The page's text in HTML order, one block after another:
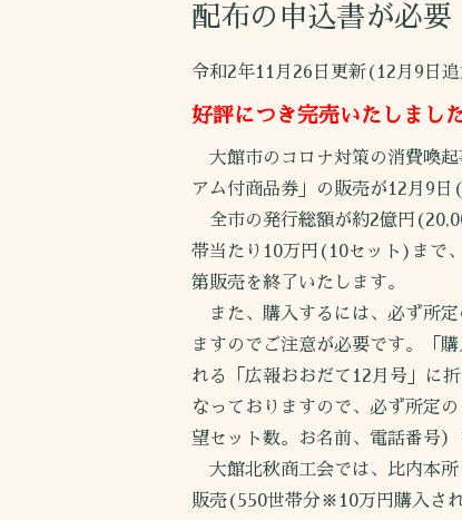
配布の申込書が必要
令和2年11月26日更新(12月9日
好評につき完売いたしまし
大館市のコロナ対策の消費喚起
アム付商品券」の販売が12月9
全市の発行総額が約2億円
帯当たり10万円(10セット)まで
第販売を終了いたします。
また、購入するには、必ず所定
ますのでご注意が必要です。「
れる「広報おおだて12月号」に
なっておりますので、必ず所定
望セット数。お名前、電話番号
大館北秋商工会では、比内本所
販売(550世帯分※10万円購入さ